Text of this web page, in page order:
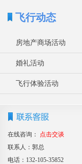
飞行动态
房地产商场活动
婚礼活动
飞行体验活动
在线咨询：
点击交谈
联系人：郭总
电话：132-105-35852